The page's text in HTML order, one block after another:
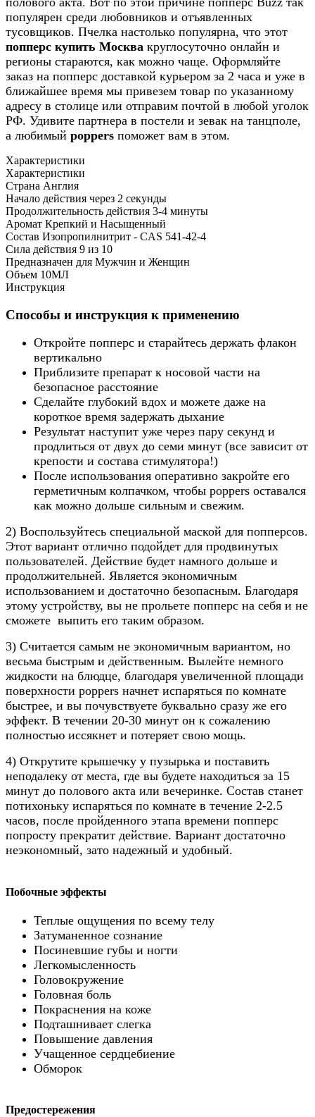
популярен среди любовников и отъявленных
тусовщиков. Пчелка настолько популярна, что этот
попперс купить Москва круглосуточно онлайн и
регионы стараются, как можно чаще. Оформляйте
заказ на попперс доставкой курьером за 2 часа и уже в
ближайшее время мы привезем товар по указанному
адресу в столице или отправим почтой в любой уголок
РФ. Удивите партнера в постели и зевак на танцполе,
а любимый poppers поможет вам в этом.
Характеристики
Характеристики
Страна Англия
Начало действия через 2 секунды
Продолжительность действия 3-4 минуты
Аромат Крепкий и Насыщенный
Состав Изопропилнитрит - CAS 541-42-4
Сила действия 9 из 10
Предназначен для Мужчин и Женщин
Объем 10МЛ
Инструкция
Способы и инструкция к применению
Откройте попперс и старайтесь держать флакон
вертикально
Приблизите препарат к носовой части на
безопасное расстояние
Сделайте глубокий вдох и можете даже на
короткое время задержать дыхание
Результат наступит уже через пару секунд и
продлиться от двух до семи минут (все зависит от
крепости и состава стимулятора!)
После использования оперативно закройте его
герметичным колпачком, чтобы poppers оставался
как можно дольше сильным и свежим.
2) Воспользуйтесь специальной маской для попперсов.
Этот вариант отлично подойдет для продвинутых
пользователей. Действие будет намного дольше и
продолжительней. Является экономичным
использованием и достаточно безопасным. Благодаря
этому устройству, вы не прольете попперс на себя и не
сможете выпить его таким образом.
3) Считается самым не экономичным вариантом, но
весьма быстрым и действенным. Вылейте немного
жидкости на блюдце, благодаря увеличенной площади
поверхности poppers начнет испаряться по комнате
быстрее, и вы почувствуете буквально сразу же его
эффект. В течении 20-30 минут он к сожалению
полностью иссякнет и потеряет свою мощь.
4) Открутите крышечку у пузырька и поставить
неподалеку от места, где вы будете находиться за 15
минут до полового акта или вечеринке. Состав станет
потихоньку испаряться по комнате в течение 2-2.5
часов, после пройденного этапа времени попперс
попросту прекратит действие. Вариант достаточно
неэкономный, зато надежный и удобный.
Побочные эффекты
Теплые ощущения по всему телу
Затуманенное сознание
Посиневшие губы и ногти
Легкомысленность
Головокружение
Головная боль
Покраснения на коже
Подташнивает слегка
Повышение давления
Учащенное сердцебиение
Обморок
Предостережения